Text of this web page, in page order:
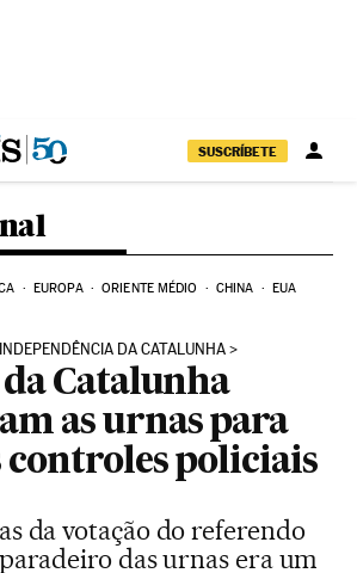
SUSCRÍBETE
EUROPA ORIENTE MÉDIO CHINA EUA
DA CATALUNHA
Catalunha
as urnas para
controles policiais
da votação do referendo
das urnas era um